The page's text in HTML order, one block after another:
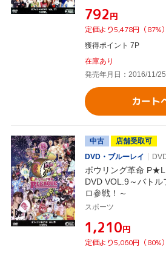
¥792円
定価より5,478円（87%
獲得ポイント 7P
在庫あり
発売年月日：2016/11/25
カート
中古
店舗受取可
DVD・ブルーレイ
ボウリング革命
DVD VOL.9～バト
ロ参戦！～
スポーツ
¥1,210円
定価より5,060円（80%